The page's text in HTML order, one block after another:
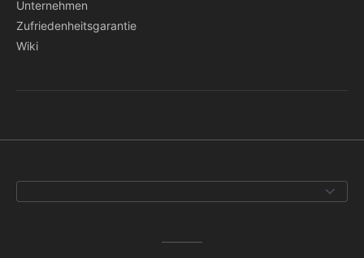
Unternehmen
Zufriedenheitsgarantie
Wiki